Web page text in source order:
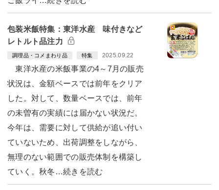
包装米飯特集：東洋水産 味付きなど
レトルト品注力
調理品・コメまわり品 特集 2025.09.22
東洋水産の米飯事業の4～7月の販売
状況は、金額ベースでは前年をクリア
した。対して、数量ベースでは、前年
の未曽有の実績には届かない状況だ。
今年は、需要に対して供給が追い付い
ていないため、出荷調整をしながら、
無理のない範囲での販売体制を構築し
ていく。秋冬…続きを読む